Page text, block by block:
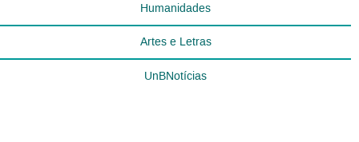
Humanidades
Artes e Letras
UnBNotícias